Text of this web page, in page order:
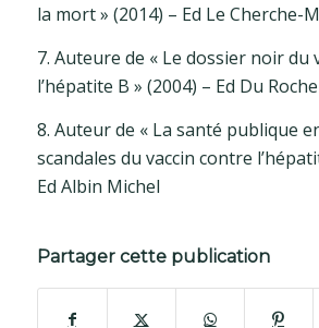
la mort » (2014) – Ed Le Cherche-
7. Auteure de « Le dossier noir du
l’hépatite B » (2004) – Ed Du
8. Auteur de « La santé publique
scandales du vaccin contre
Ed Albin Michel
Partager cette publication